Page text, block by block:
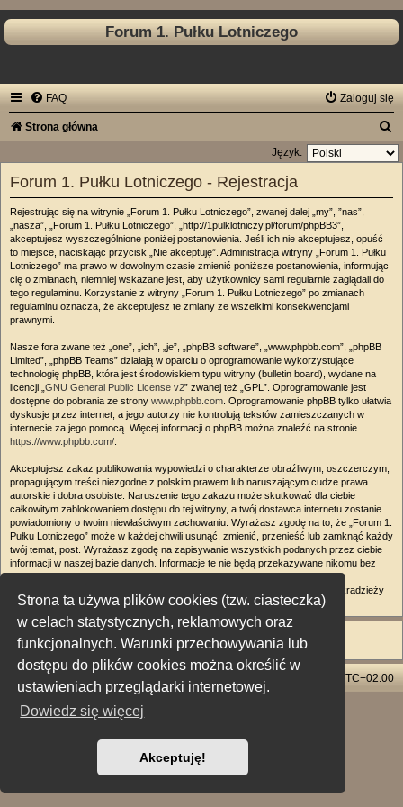
Strona ta używa plików cookies (tzw. ciasteczka)
w celach statystycznych, reklamowych oraz
funkcjonalnych. Warunki przechowywania lub
dostępu do plików cookies można określić w
ustawieniach przeglądarki internetowej.
Dowiedz się więcej
Akceptuję!
Forum 1. Pułku Lotniczego
FAQ Zaloguj się
Strona główna
z
Język:
Forum 1. Pułku Lotniczego - Rejestracja
Rejestrując się na witrynie „Forum 1. Pułku Lotniczego”, zwanej dalej „my”, ”nas”,
„nasza”, „Forum 1. Pułku Lotniczego”, „http://1pulklotniczy.pl/forum/phpBB3”,
akceptujesz wyszczególnione poniżej postanowienia. Jeśli ich nie akceptujesz, opuść
to miejsce, naciskając przycisk „Nie akceptuję”. Administracja witryny „Forum 1. Pułku
Lotniczego” ma prawo w dowolnym czasie zmienić poniższe postanowienia, informując
cię o zmianach, niemniej wskazane jest, aby użytkownicy sami regularnie zaglądali do
tego regulaminu. Korzystanie z witryny „Forum 1. Pułku Lotniczego” po zmianach
regulaminu oznacza, że akceptujesz te zmiany ze wszelkimi konsekwencjami
prawnymi.
Nasze fora zwane też „one”, „ich”, „je”, „phpBB software”, „www.phpbb.com”, „phpBB
Limited”, „phpBB Teams” działają w oparciu o oprogramowanie wykorzystujące
technologię phpBB, która jest środowiskiem typu witryny (bulletin board), wydane na
licencji „ GNU General Public License v2” zwanej też „GPL”. Oprogramowanie jest
dostępne do pobrania ze strony www.phpbb.com . Oprogramowanie phpBB tylko ułatwia
dyskusje przez internet, a jego autorzy nie kontrolują tekstów zamieszczanych w
internecie za jego pomocą. Więcej informacji o phpBB można znaleźć na stronie
https://www.phpbb.com/
Akceptujesz zakaz publikowania wypowiedzi o charakterze obraźliwym, oszczerczym,
propagującym treści niezgodne z polskim prawem lub naruszającym cudze prawa
autorskie i dobra osobiste. Naruszenie tego zakazu może skutkować dla ciebie
całkowitym zablokowaniem dostępu do tej witryny, a twój dostawca internetu zostanie
powiadomiony o twoim niewłaściwym zachowaniu. Wyrażasz zgodę na to, że „Forum 1.
Pułku Lotniczego” może w każdej chwili usunąć, zmienić, przenieść lub zamknąć każdy
twój temat, post. Wyrażasz zgodę na zapisywanie wszystkich podanych przez ciebie
informacji w naszej bazie danych. Informacje te nie będą przekazywane nikomu bez
odpowiedzialności za włamania do witryny, podczas których może dojść do kradzieży
danych.
Strona główna Strefa czasowa UTC+02:00
Usuń ciasteczka witryny
Technologię dostarczaphpBB® Forum Software © phpBB Limited
Style: X-Creamy by Joyce&LunaphpBB-Style-Design
Zasady ochrony danych osobowych
Regulamin